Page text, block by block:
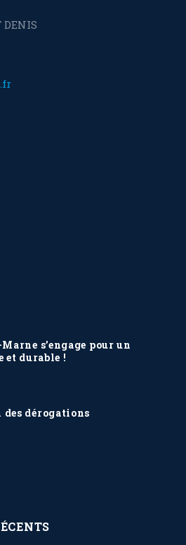
DENIS
s’engage pour un
et durable !
des dérogations